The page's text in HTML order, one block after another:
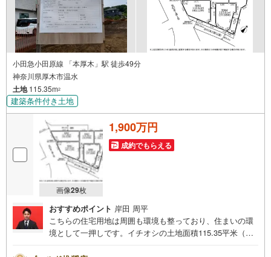
小田急小田原線 「本厚木」駅 徒歩49分
神奈川県厚木市温水
土地115.35m2
建築条件付き土地
画像29枚
1,900万円
成約でもらえる
おすすめポイント 岸田 周平
こちらの住宅用地は周囲も環境も整っており、住まいの環
境として一押しです。イチオシの土地面積115.35平米（公